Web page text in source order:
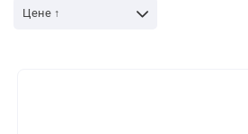
Цене ↑